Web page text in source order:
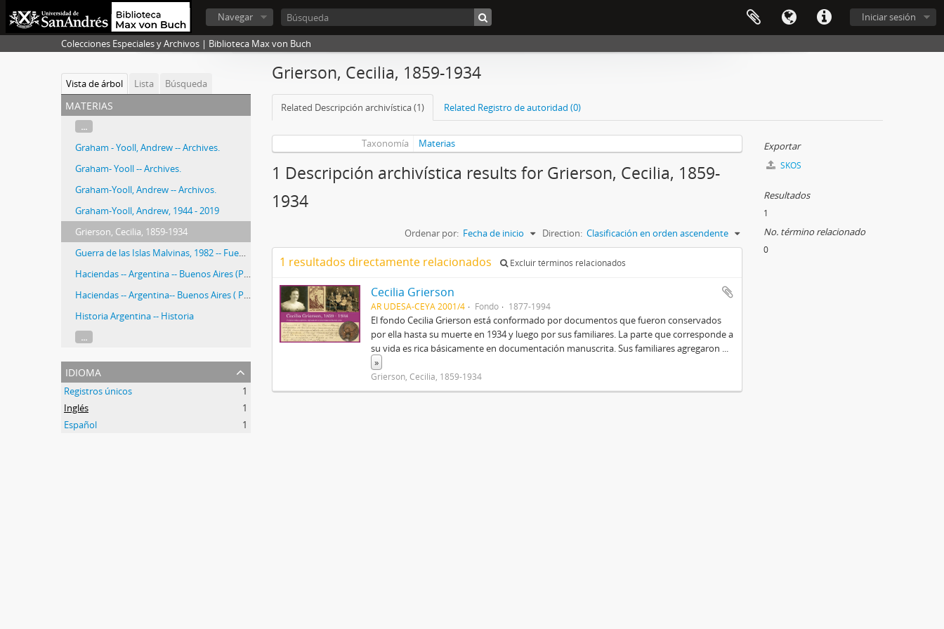
Iniciar sesión
Navegar
Colecciones Especiales y Archivos | Biblioteca Max von Buch
Vista de árbol Lista Búsqueda
materias
...
Graham - Yooll, Andrew -- Archives.
Graham- Yooll -- Archives.
Graham-Yooll, Andrew -- Archivos.
Graham-Yooll, Andrew, 1944 - 2019
Grierson, Cecilia, 1859-1934
Guerra de las Islas Malvinas, 1982 -- Fuentes.
Haciendas -- Argentina -- Buenos Aires (Provincia) -- Fotografías.
Haciendas -- Argentina-- Buenos Aires ( Province) -- Photographs.
Historia Argentina -- Historia
...
idioma
Registros únicos
1
Inglés
1
Español
1
Grierson, Cecilia, 1859-1934
Related Descripción archivística (1) Related Registro de autoridad (0)
Taxonomía Materias
1 Descripción archivística results for Grierson, Cecilia, 1859-
1934
Ordenar por: Fecha de inicio Direction: Clasificación en orden ascendente
1 resultados directamente relacionados Excluir términos relacionados
Cecilia Grierson
AR UDESA-CEYA 2001/4 Fondo 1877-1994
El fondo Cecilia Grierson está conformado por documentos que fueron conservados
por ella hasta su muerte en 1934 y luego por sus familiares. La parte que corresponde a
su vida es rica básicamente en documentación manuscrita. Sus familiares agregaron ...
»
Grierson, Cecilia, 1859-1934
Exportar
SKOS
Resultados
1
No. término relacionado
0